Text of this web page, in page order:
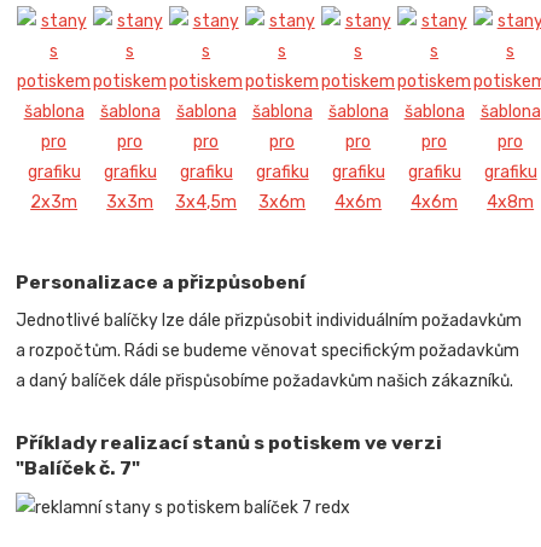
Personalizace a přizpůsobení
Jednotlivé balíčky lze dále přizpůsobit individuálním požadavkům
a rozpočtům. Rádi se budeme věnovat specifickým požadavkům
a daný balíček dále přispůsobíme požadavkům našich zákazníků.
Příklady realizací stanů s potiskem ve verzi
"Balíček č. 7"